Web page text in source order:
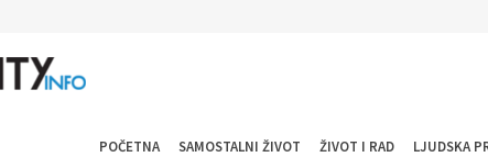
POČETNA SAMOSTALNI ŽIVOT ŽIVOT I RAD LJUDSKA